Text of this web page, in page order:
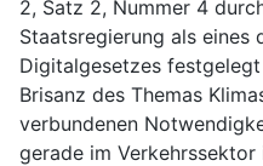
2, Satz 2, Nummer 4
Staatsregierung als
Digitalgesetzes
Brisanz des Themas
verbundenen
gerade im